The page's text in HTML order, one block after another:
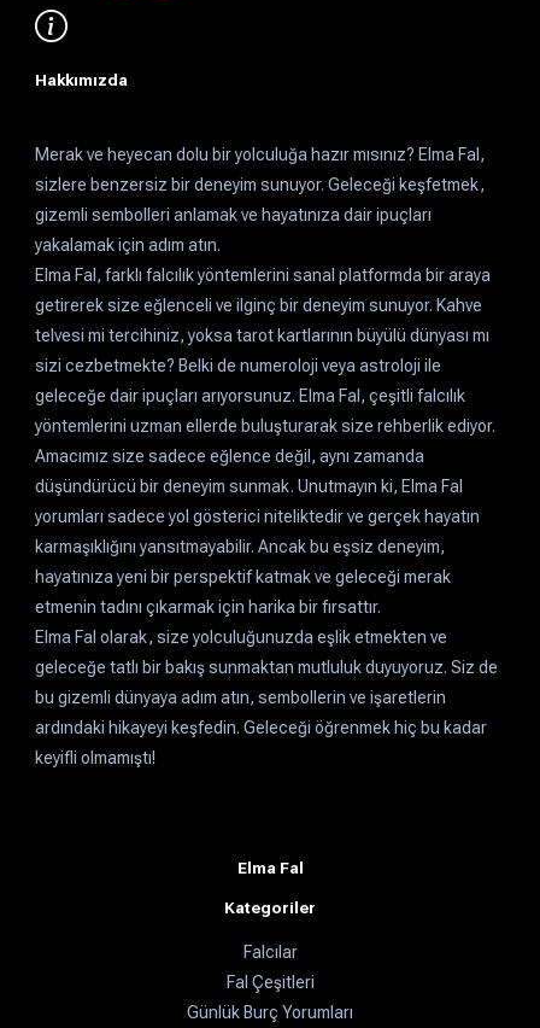
Hakkımızda
Merak ve heyecan dolu bir yolculuğa hazır mısınız? Elma Fal,
sizlere benzersiz bir deneyim sunuyor. Geleceği keşfetmek,
gizemli sembolleri anlamak ve hayatınıza dair ipuçları
yakalamak için adım atın.
Elma Fal, farklı falcılık yöntemlerini sanal platformda bir araya
getirerek size eğlenceli ve ilginç bir deneyim sunuyor. Kahve
telvesi mi tercihiniz, yoksa tarot kartlarının büyülü dünyası mı
sizi cezbetmekte? Belki de numeroloji veya astroloji ile
geleceğe dair ipuçları arıyorsunuz. Elma Fal, çeşitli falcılık
yöntemlerini uzman ellerde buluşturarak size rehberlik ediyor.
Amacımız size sadece eğlence değil, aynı zamanda
düşündürücü bir deneyim sunmak. Unutmayın ki, Elma Fal
yorumları sadece yol gösterici niteliktedir ve gerçek hayatın
karmaşıklığını yansıtmayabilir. Ancak bu eşsiz deneyim,
hayatınıza yeni bir perspektif katmak ve geleceği merak
etmenin tadını çıkarmak için harika bir fırsattır.
Elma Fal olarak, size yolculuğunuzda eşlik etmekten ve
geleceğe tatlı bir bakış sunmaktan mutluluk duyuyoruz. Siz de
bu gizemli dünyaya adım atın, sembollerin ve işaretlerin
ardındaki hikayeyi keşfedin. Geleceği öğrenmek hiç bu kadar
keyifli olmamıştı!
Elma Fal
Kategoriler
Falcılar
Fal Çeşitleri
Günlük Burç Yorumları